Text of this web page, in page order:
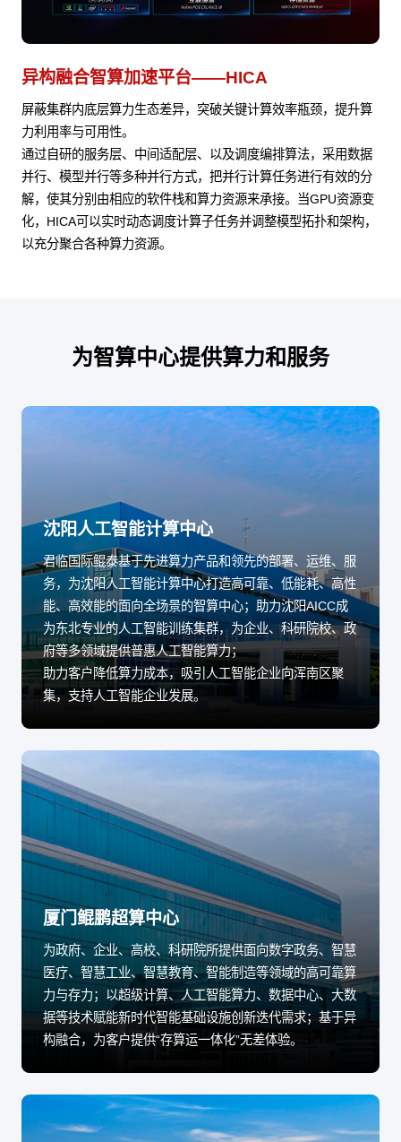
异构融合智算加速平台——HICA
屏蔽集群内底层算力生态差异，突破关键计算效率瓶颈，提升算
力利用率与可用性。
通过自研的服务层、中间适配层、以及调度编排算法，采用数据
并行、模型并行等多种并行方式，把并行计算任务进行有效的分
解，使其分别由相应的软件栈和算力资源来承接。当GPU资源变
化，HICA可以实时动态调度计算子任务并调整模型拓扑和架构，
以充分聚合各种算力资源。
为智算中心提供算力和服务
沈阳人工智能计算中心
君临国际鲲泰基于先进算力产品和领先的部署、运维、服
务，为沈阳人工智能计算中心打造高可靠、低能耗、高性
能、高效能的面向全场景的智算中心；助力沈阳AICC成
为东北专业的人工智能训练集群，为企业、科研院校、政
府等多领域提供普惠人工智能算力；
助力客户降低算力成本，吸引人工智能企业向浑南区聚
集，支持人工智能企业发展。
厦门鲲鹏超算中心
为政府、企业、高校、科研院所提供面向数字政务、智慧
医疗、智慧工业、智慧教育、智能制造等领域的高可靠算
力与存力；以超级计算、人工智能算力、数据中心、大数
据等技术赋能新时代智能基础设施创新迭代需求；基于异
构融合，为客户提供“存算运一体化”无差体验。